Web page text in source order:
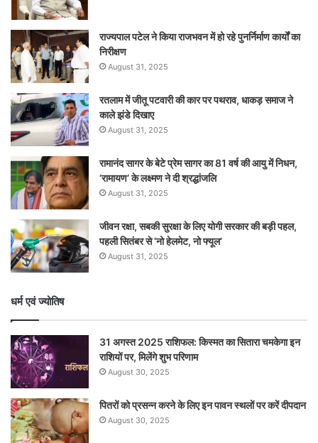
राज्यपाल पटेल ने किया राजभवन में हो रहे पुनर्निर्माण कार्यों का
निरीक्षण
August 31, 2025
रतलाम में जीतू पटवारी की कार पर पथराव, धाकड़ समाज ने
काले झंडे दिखाए
August 31, 2025
रामानंद सागर के बेटे प्रेम सागर का 81 वर्ष की आयु में निधन,
‘रामायण’ के लक्ष्मण ने दी श्रद्धांजलि
August 31, 2025
जीवन रक्षा, सबकी सुरक्षा के लिए योगी सरकार की बड़ी पहल,
पहली सितंबर से ‘नो हेलमेट, नो फ्यूल’
August 31, 2025
धर्म एवं ज्योतिष
31 अगस्त 2025 राशिफल: किस्मत का सितारा चमकेगा इन
राशियों पर, मिलेंगे शुभ परिणाम
August 30, 2025
पितरों को प्रसन्न करने के लिए इन पावन स्थलों पर करें दीपदान
August 30, 2025